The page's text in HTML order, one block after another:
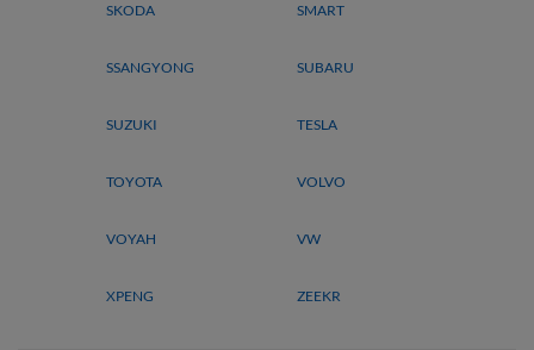
SKODA SMART
SSANGYONG SUBARU
SUZUKI TESLA
TOYOTA VOLVO
VOYAH VW
XPENG ZEEKR